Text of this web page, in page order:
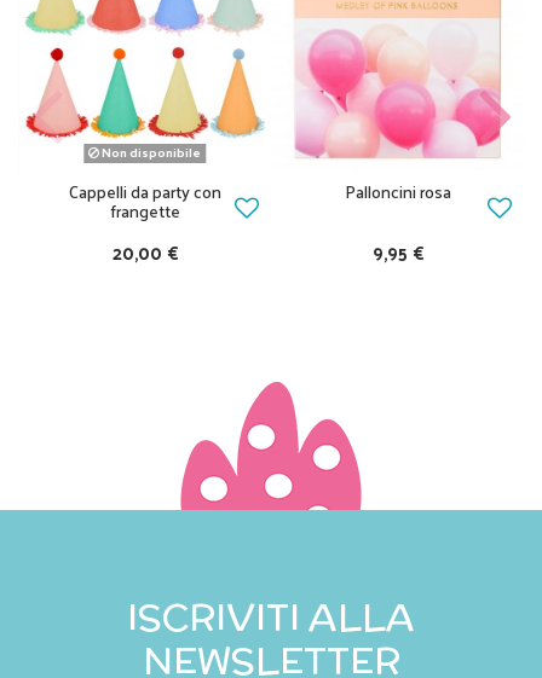
Non disponibile
Cappelli da party con
frangette
20,00 €
Palloncini rosa
9,95 €
ISCRIVITI ALLA
NEWSLETTER